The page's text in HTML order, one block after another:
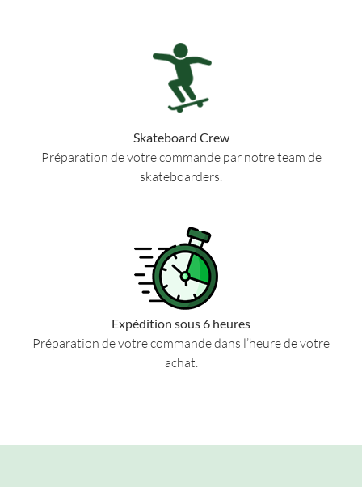
Skateboard Crew
Préparation de votre commande par notre team de
skateboarders.
Expédition sous 6 heures
Préparation de votre commande dans l’heure de votre
achat.